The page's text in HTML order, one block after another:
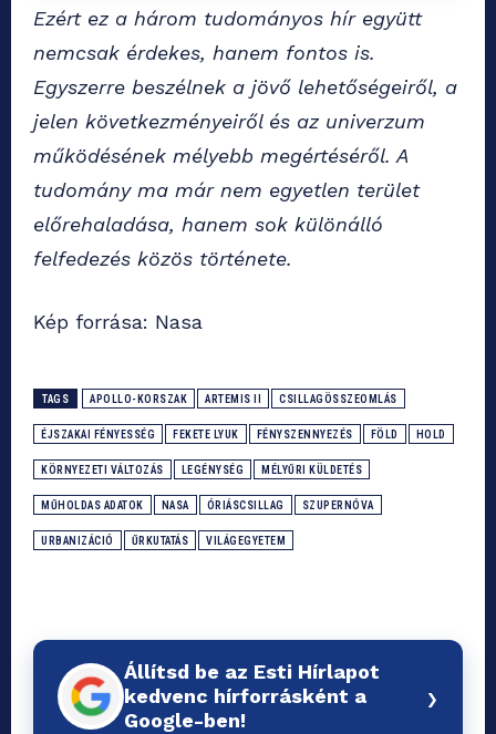
Ezért ez a három tudományos hír együtt
nemcsak érdekes, hanem fontos is.
Egyszerre beszélnek a jövő lehetőségeiről, a
jelen következményeiről és az univerzum
működésének mélyebb megértéséről. A
tudomány ma már nem egyetlen terület
előrehaladása, hanem sok különálló
felfedezés közös története.
Kép forrása: Nasa
TAGS APOLLO-KORSZAK ARTEMIS II CSILLAGÖSSZEOMLÁS
ÉJSZAKAI FÉNYESSÉG FEKETE LYUK FÉNYSZENNYEZÉS FÖLD HOLD
KÖRNYEZETI VÁLTOZÁS LEGÉNYSÉG MÉLYŰRI KÜLDETÉS
MŰHOLDAS ADATOK NASA ÓRIÁSCSILLAG SZUPERNÓVA
URBANIZÁCIÓ ŰRKUTATÁS VILÁGEGYETEM
Állítsd be az Esti Hírlapot
kedvenc hírforrásként a
Google-ben!
›